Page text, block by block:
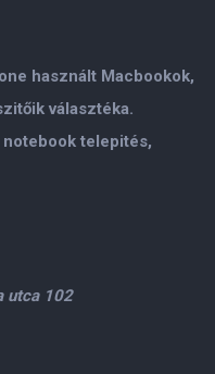
használt Macbookok,
választéka.
telepités,
utca 102